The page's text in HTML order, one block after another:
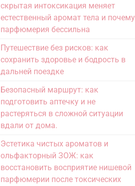
скрытая интоксикация меняет
естественный аромат тела и почему
парфюмерия бессильна
Путешествие без рисков: как
сохранить здоровье и бодрость в
дальней поездке
Безопасный маршрут: как
подготовить аптечку и не
растеряться в сложной ситуации
вдали от дома.
Эстетика чистых ароматов и
ольфакторный ЗОЖ: как
восстановить восприятие нишевой
парфюмерии после токсических